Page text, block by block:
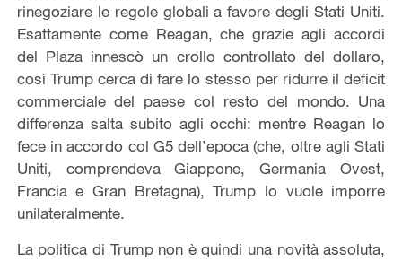
rinegoziare le regole globali a favore degli Stati Uniti.
Esattamente come Reagan, che grazie agli accordi
del Plaza innescò un crollo controllato del dollaro,
così Trump cerca di fare lo stesso per ridurre il deficit
commerciale del paese col resto del mondo. Una
differenza salta subito agli occhi: mentre Reagan lo
fece in accordo col G5 dell’epoca (che, oltre agli Stati
Uniti, comprendeva Giappone, Germania Ovest,
Francia e Gran Bretagna), Trump lo vuole imporre
unilateralmente.
La politica di Trump non è quindi una novità assoluta,